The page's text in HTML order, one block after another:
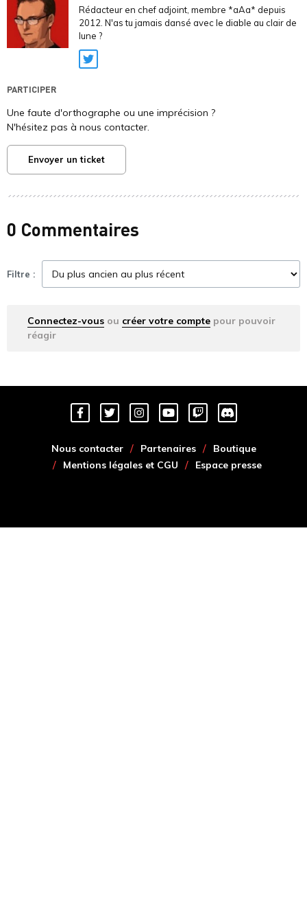
Rédacteur en chef adjoint, membre *aAa* depuis
2012. N'as tu jamais dansé avec le diable au clair de
lune ?
Twitter
PARTICIPER
Une faute d'orthographe ou une imprécision ?
N'hésitez pas à nous contacter.
Envoyer un ticket
0 Commentaires
Filtre :
Connectez-vous ou créer votre compte pour pouvoir
réagir
Nous contacter Partenaires
Boutique
Mentions légales et CGU
Espace presse